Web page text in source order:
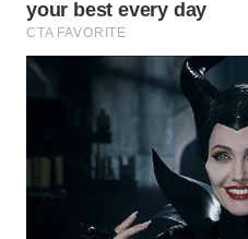
WN
TEBING
TINGGI
PAKPAK
KARAWANG